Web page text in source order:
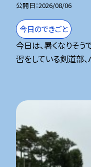
公開日 2026/08/06
今日のできごと
今日は、暑くなりそ
習をしている剣道部、